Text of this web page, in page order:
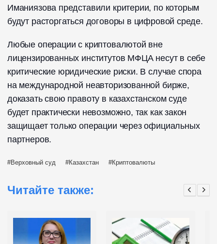
Иманиязова представили критерии, по которым
будут расторгаться договоры в цифровой среде.
Любые операции с криптовалютой вне
лицензированных институтов МФЦА несут в себе
критические юридические риски. В случае спора
на международной неавторизованной бирже,
доказать свою правоту в казахстанском суде
будет практически невозможно, так как закон
защищает только операции через официальных
партнеров.
Верховный суд Казахстан Криптовалюты
Читайте также: